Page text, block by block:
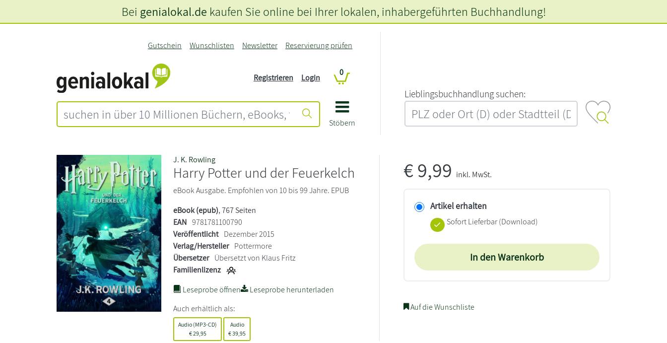
Stöbern
Gutschein Wunschlisten Newsletter Reservierung prüfen
Registrieren Login
0
L‍i‍e‍b‍l‍i‍n‍g‍s‍b‍u‍c‍h‍h‍a‍n‍d‍l‍u‍n‍g‍ ‍s‍u‍c‍h‍e‍n‍:‍
Bei genialokal.de kaufen Sie online bei Ihrer lokalen, inhabergeführten Buchhandlung!
J. K. Rowling
Harry Potter und der Feuerkelch
eBook Ausgabe. Empfohlen von 10 bis 99 Jahre. EPUB
eBook (epub), 767 Seiten
EAN 9781781100790
Veröffentlicht Dezember 2015
Verlag/Hersteller Pottermore
Übersetzer Übersetzt von Klaus Fritz
Familienlizenz
Leseprobe öffnen
Leseprobe herunterladen
Auch erhältlich als:
Audio (MP3-CD)
€29,95
Audio
€39,95
€9,99 inkl. MwSt.
Artikel erhalten
Sofort Lieferbar (Download)
In den Warenkorb
Auf die Wunschliste